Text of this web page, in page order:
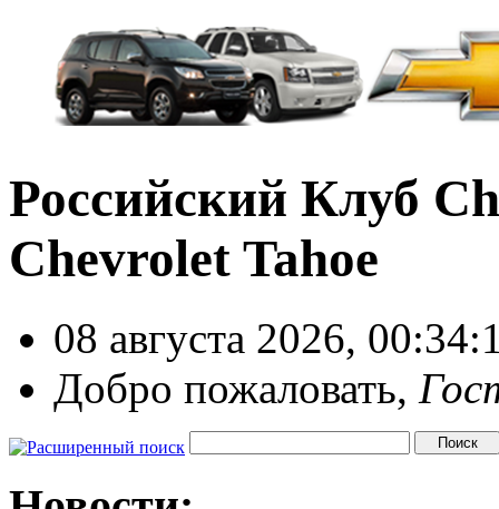
Российский Клуб
Chevrolet Tahoe
08 августа 2026,
Добро пожаловать,